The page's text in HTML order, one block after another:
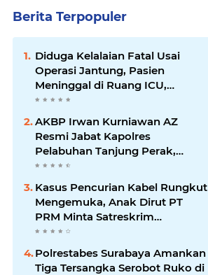
Berita Terpopuler
Diduga Kelalaian Fatal Usai
Operasi Jantung, Pasien
Meninggal di Ruang ICU,
Keluarga Tuntut RSUD dr.
Soewandhie Bertanggung
Jawab
AKBP Irwan Kurniawan AZ
Resmi Jabat Kapolres
Pelabuhan Tanjung Perak,
Pimpinan Redaksi
HarianMataBerita.com
Sampaikan Ucapan Selamat
Kasus Pencurian Kabel Rungkut
Mengemuka, Anak Dirut PT
PRM Minta Satreskrim
Polrestabes Surabaya Usut
Hingga Tuntas
Polrestabes Surabaya Amankan
Tiga Tersangka Serobot Ruko di